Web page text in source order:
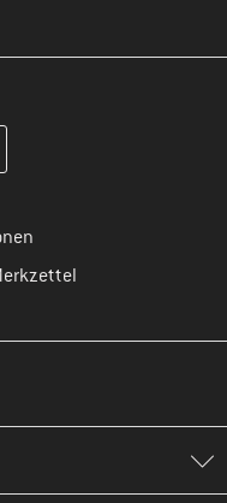
erstelle im nächsten